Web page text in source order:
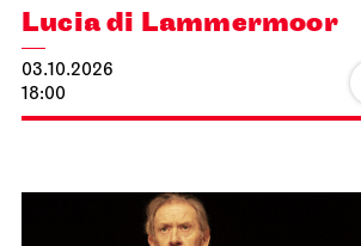
Lucia di Lammermoor
03.10.2026
18:00